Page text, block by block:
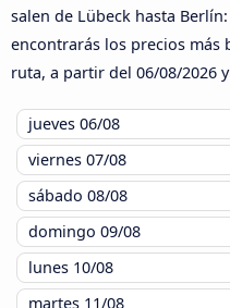
salen de Lübeck hasta
encontrarás los precios más
ruta, a partir del 06/08/2026
jueves 06/08
viernes 07/08
sábado 08/08
domingo 09/08
lunes 10/08
martes 11/08